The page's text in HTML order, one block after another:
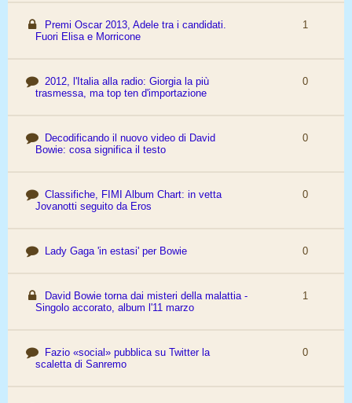
Premi Oscar 2013, Adele tra i candidati.
Fuori Elisa e Morricone
1
2012, l'Italia alla radio: Giorgia la più
trasmessa, ma top ten d'importazione
0
Decodificando il nuovo video di David
Bowie: cosa significa il testo
0
Classifiche, FIMI Album Chart: in vetta
Jovanotti seguito da Eros
0
Lady Gaga 'in estasi' per Bowie 0
David Bowie torna dai misteri della malattia -
Singolo accorato, album l'11 marzo
1
Fazio «social» pubblica su Twitter la
scaletta di Sanremo
0